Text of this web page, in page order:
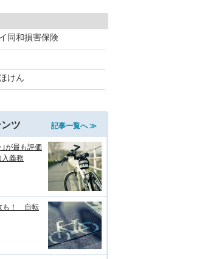
同和損害保険
けん
ツ 記事一覧へ ≫
が最も評価
義務
も！ 自転